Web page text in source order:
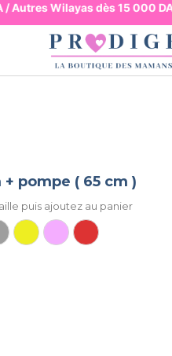
Wilayas dès 15 000 DA
pompe ( 65 cm )
puis ajoutez au panier
Gris Jaune rose clairRouge